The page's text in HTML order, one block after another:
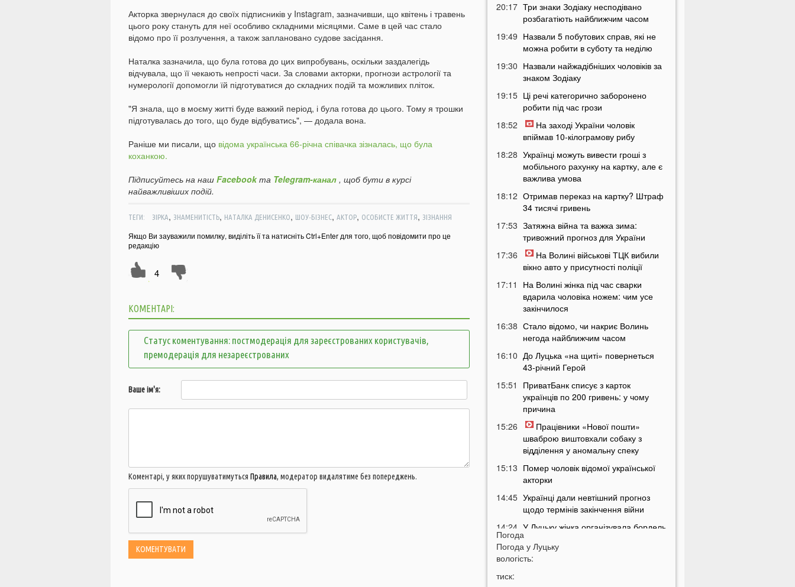
Акторка звернулася до своїх підписників у Instagram, зазначивши, що квітень і травень
цього року стануть для неї особливо складними місяцями. Саме в цей час стало
відомо про її розлучення, а також заплановано судове засідання.
Наталка зазначила, що була готова до цих випробувань, оскільки заздалегідь
відчувала, що її чекають непрості часи. За словами акторки, прогнози астрології та
нумерології допомогли їй підготуватися до складних подій та можливих пліток.
"Я знала, що в моєму житті буде важкий період, і була готова до цього. Тому я трошки
підготувалась до того, що буде відбуватись", — додала вона.
Раніше ми писали, що відома українська 66-річна співачка зізналась, що була
коханкою.
Підписуйтесь на наш Facebookта Telegram-канал , щоб бути в курсі
найважливіших подій.
ТЕГИ: ЗІРКА, ЗНАМЕНИТІСТЬ, НАТАЛКА ДЕНИСЕНКО, ШОУ-БІЗНЕС, АКТОР, ОСОБИСТЕ ЖИТТЯ, ЗІЗНАННЯ
Якщо Ви зауважили помилку, виділіть її та натисніть Ctrl+Enter для того, щоб повідомити про це
редакцію
4
КОМЕНТАРІ:
Статус коментування: постмодерація для зареєстрованих користувачів,
премодерація для незареєстрованих
Ваше ім'я:
Коментарі, у яких порушуватимуться Правила, модератор видалятиме без попереджень.
20:17 Три знаки Зодіаку несподівано
розбагатіють найближчим часом
19:49 Назвали 5 побутових справ, які не
можна робити в суботу та неділю
19:30 Назвали найжадібніших чоловіків за
знаком Зодіаку
19:15 Ці речі категорично заборонено
робити під час грози
18:52
На заході України чоловік
впіймав 10-кілограмову рибу
18:28 Українці можуть вивести гроші з
мобільного рахунку на картку, але є
важлива умова
18:12 Отримав переказ на картку? Штраф
34 тисячі гривень
17:53 Затяжна війна та важка зима:
тривожний прогноз для України
17:36
На Волині військові ТЦК вибили
вікно авто у присутності поліції
17:11
На Волині жінка під час сварки
вдарила чоловіка ножем: чим усе
закінчилося
16:38 Стало відомо, чи накриє Волинь
негода найближчим часом
16:10 До Луцька «на щиті» повернеться
43-річний Герой
15:51
ПриватБанк списує з карток
українців по 200 гривень: у чому
причина
15:26
Працівники «Нової пошти»
шваброю виштовхали собаку з
відділення у аномальну спеку
15:13 Помер чоловік відомої української
акторки
14:45 Українці дали невтішний прогноз
щодо термінів закінчення війни
14:24 У Луцьку жінка організувала бордель
в орендованій квартирі
14:09 Пенсіонери в Україні будуть
Погода
Погода у Луцьку
вологість:
тиск: